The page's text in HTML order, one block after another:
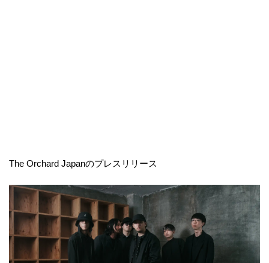
The Orchard Japanのプレスリリース